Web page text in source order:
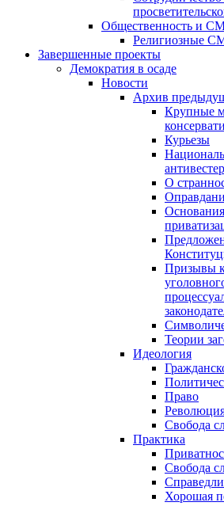
Общественность и
Религиозные
Завершенные проекты
Демократия в осаде
Новости
Архив
Крупные
Курьезы
О
Призывы
Теории
Идеология
Право
Свобода
Практика
Свобода
Хорошая